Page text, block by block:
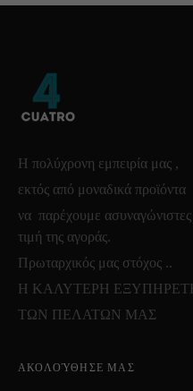
Η πολύχρονη εμπειρία μας ,
εκτός από μοναδικά προϊόντα
να παρέχουμε
τιμή της αγοράς.
Πρωταρχικός μας στόχος ..
Η ΚΑΛΥΤΕΡΗ
ΤΩΝ ΠΕΛΑΤΩΝ ΜΑΣ
ΑΚΟΛΟΎΘΗΣΕ ΜΑΣ